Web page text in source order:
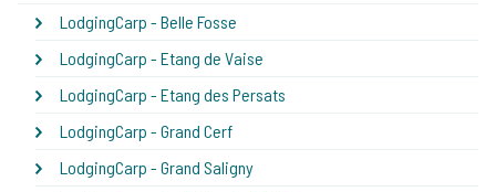
LodgingCarp - Belle Fosse
LodgingCarp - Etang de Vaise
LodgingCarp - Etang des Persats
LodgingCarp - Grand Cerf
LodgingCarp - Grand Saligny